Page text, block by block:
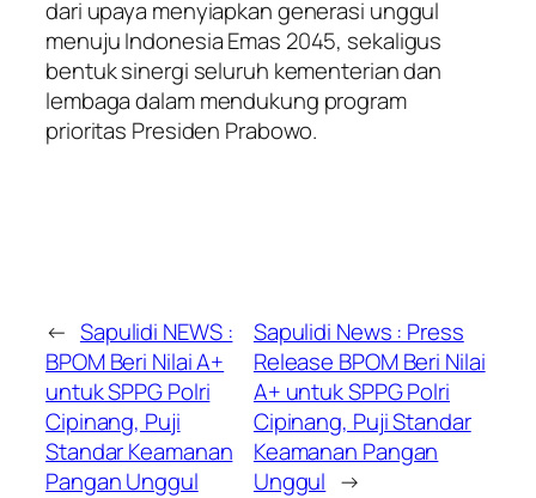
dari upaya menyiapkan generasi unggul
menuju Indonesia Emas 2045, sekaligus
bentuk sinergi seluruh kementerian dan
lembaga dalam mendukung program
prioritas Presiden Prabowo.
← Sapulidi NEWS :
BPOM Beri Nilai A+
untuk SPPG Polri
Cipinang, Puji
Standar Keamanan
Pangan Unggul
Sapulidi News : Press
Release BPOM Beri Nilai
A+ untuk SPPG Polri
Cipinang, Puji Standar
Keamanan Pangan
Unggul →